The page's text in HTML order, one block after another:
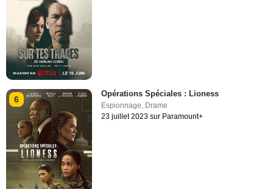
6
Opérations Spéciales : Lioness
Espionnage Drame
23 juillet 2023 sur Paramount+